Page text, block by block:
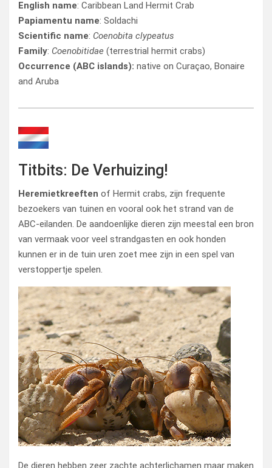
English name: Caribbean Land Hermit Crab
Papiamentu name: Soldachi
Scientific name: Coenobita clypeatus
Family: Coenobitidae (terrestrial hermit crabs)
Occurrence (ABC islands): native on Curaçao, Bonaire
and Aruba
Titbits: De Verhuizing!
Heremietkreeften of Hermit crabs, zijn frequente
bezoekers van tuinen en vooral ook het strand van de
ABC-eilanden. De aandoenlijke dieren zijn meestal een bron
van vermaak voor veel strandgasten en ook honden
kunnen er in de tuin uren zoet mee zijn in een spel van
verstoppertje spelen.
De dieren hebben zeer zachte achterlichamen maar maken